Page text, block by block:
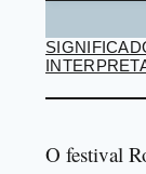
O festival